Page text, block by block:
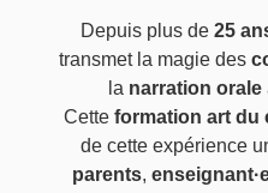
Depuis plus de25
transmet la magie des
la narration orale
Cette formation art du
de cette expérience
parents,